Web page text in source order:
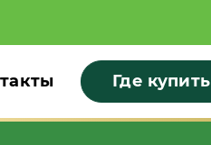
Где купить